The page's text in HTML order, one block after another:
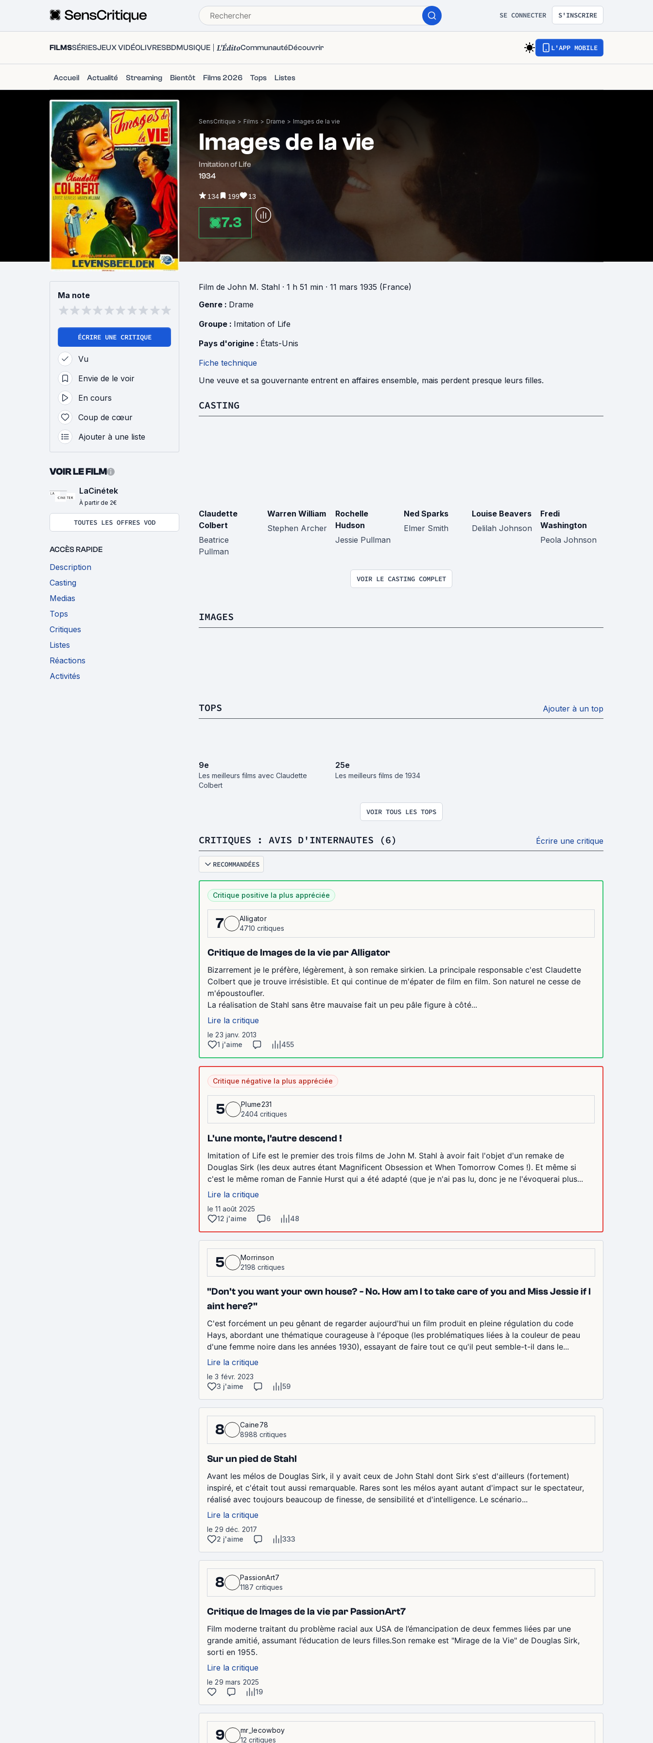
SE CONNECTER S'INSCRIRE
FILMSSÉRIESJEUX VIDÉOLIVRESBDMUSIQUE L'ÉditoCommunautéDécouvrir L'APP MOBILE
Accueil Actualité Streaming Bientôt Films 2026 Tops Listes
SensCritique > Films > Drame > Images de la vie
Images de la vie
Imitation of Life
1934
134 199 13
7.3
Ma note
ÉCRIRE UNE CRITIQUE
Vu
Envie de le voir
En cours
Coup de cœur
Ajouter à une liste
VOIR LE FILM
LaCinétek
À partir de 2€
TOUTES LES OFFRES VOD
ACCÈS RAPIDE
Description
Casting
Medias
Tops
Critiques
Listes
Réactions
Activités
Film de John M. Stahl · 1 h 51 min · 11 mars 1935 (France)
Genre : Drame
Groupe : Imitation of Life
Pays d'origine : États-Unis
Fiche technique
Une veuve et sa gouvernante entrent en affaires ensemble, mais perdent presque leurs filles.
CASTING
Claudette
Colbert
Beatrice
Pullman
Warren William
Stephen Archer
Rochelle
Hudson
Jessie Pullman
Ned Sparks
Elmer Smith
Louise Beavers
Delilah Johnson
Fredi
Washington
Peola Johnson
VOIR LE CASTING COMPLET
IMAGES
TOPS Ajouter à un top
9e
Les meilleurs films avec Claudette
Colbert
25e
Les meilleurs films de 1934
VOIR TOUS LES TOPS
CRITIQUES : AVIS D'INTERNAUTES (6) Écrire une critique
RECOMMANDÉES
Critique positive la plus appréciée
7
Alligator
4710 critiques
Critique de Images de la vie par Alligator
Bizarrement je le préfère, légèrement, à son remake sirkien. La principale responsable c'est Claudette
Colbert que je trouve irrésistible. Et qui continue de m'épater de film en film. Son naturel ne cesse de
m'époustoufler.
La réalisation de Stahl sans être mauvaise fait un peu pâle figure à côté...
Lire la critique
le 23 janv. 2013
1 j'aime
455
Critique négative la plus appréciée
5
Plume231
2404 critiques
L'une monte, l'autre descend !
Imitation of Life est le premier des trois films de John M. Stahl à avoir fait l'objet d'un remake de
Douglas Sirk (les deux autres étant Magnificent Obsession et When Tomorrow Comes !). Et même si
c'est le même roman de Fannie Hurst qui a été adapté (que je n'ai pas lu, donc je ne l'évoquerai plus...
Lire la critique
le 11 août 2025
12 j'aime
6 48
5
Morrinson
2198 critiques
"Don't you want your own house? - No. How am I to take care of you and Miss Jessie if I
aint here?"
C'est forcément un peu gênant de regarder aujourd'hui un film produit en pleine régulation du code
Hays, abordant une thématique courageuse à l'époque (les problématiques liées à la couleur de peau
d'une femme noire dans les années 1930), essayant de faire tout ce qu'il peut semble-t-il dans le...
Lire la critique
le 3 févr. 2023
3 j'aime
59
8
Caine78
8988 critiques
Sur un pied de Stahl
Avant les mélos de Douglas Sirk, il y avait ceux de John Stahl dont Sirk s'est d'ailleurs (fortement)
inspiré, et c'était tout aussi remarquable. Rares sont les mélos ayant autant d'impact sur le spectateur,
réalisé avec toujours beaucoup de finesse, de sensibilité et d'intelligence. Le scénario...
Lire la critique
le 29 déc. 2017
2 j'aime
333
8
PassionArt7
1187 critiques
Critique de Images de la vie par PassionArt7
Film moderne traitant du problème racial aux USA de l’émancipation de deux femmes liées par une
grande amitié, assumant l’éducation de leurs filles.Son remake est "Mirage de la Vie" de Douglas Sirk,
sorti en 1955.
Lire la critique
le 29 mars 2025
19
9
mr_lecowboy
12 critiques